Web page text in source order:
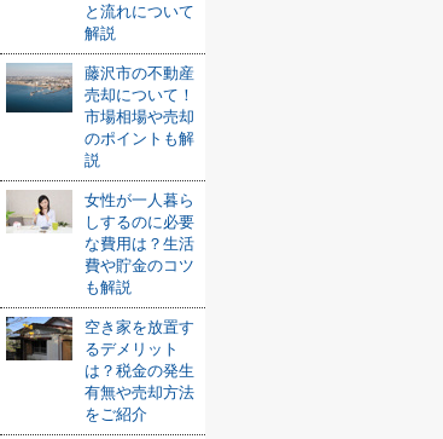
と流れについて
解説
藤沢市の不動産
売却について！
市場相場や売却
のポイントも解
説
女性が一人暮ら
しするのに必要
な費用は？生活
費や貯金のコツ
も解説
空き家を放置す
るデメリット
は？税金の発生
有無や売却方法
をご紹介